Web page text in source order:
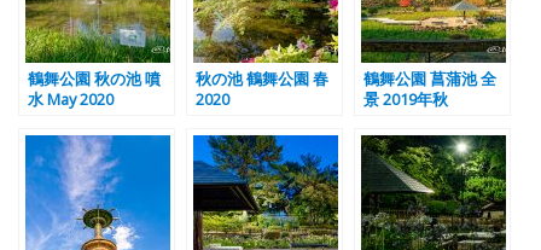
鶴舞公園 秋の池 噴
水 May 2020
秋の池 鶴舞公園 春
2020
鶴舞公園 菖蒲池 全
景 2019年秋